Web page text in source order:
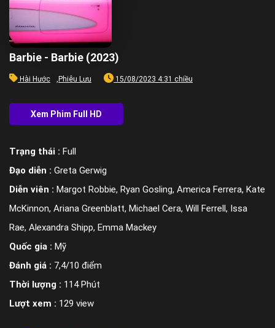
Barbie - Barbie (2023)
Hài Hước Phiêu Lưu 15/08/2023 4:31 chiều
Trạng thái : Full
Đạo diễn : Greta Gerwig
Diễn viên : Margot Robbie, Ryan Gosling, America Ferrera, Kate
McKinnon, Ariana Greenblatt, Michael Cera, Will Ferrell, Issa
Rae, Alexandra Shipp, Emma Mackey
Quốc gia : Mỹ
Đánh giá : 7,4/10 điểm
Thời lượng : 114 Phút
Lượt xem : 129 view